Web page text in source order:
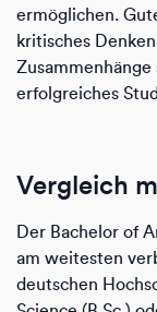
ermöglichen.
kritisches
erfolgreiches
Vergleich
Der Bachelor of
am weitesten
deutschen